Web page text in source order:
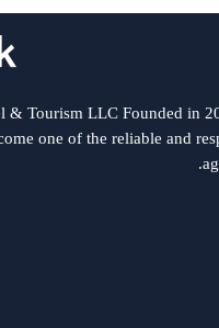
الشارقة يطلق رحلات
دبي: تأخير بعض الرحلات
الإمارات إلى دبي | عشاء
& Tourism LLC Founded in
one of the reliable and